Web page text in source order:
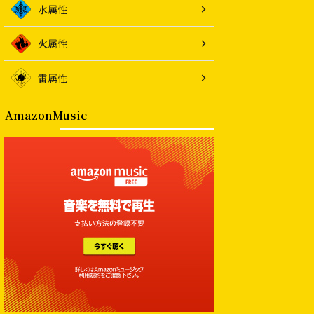
水属性
火属性
雷属性
AmazonMusic